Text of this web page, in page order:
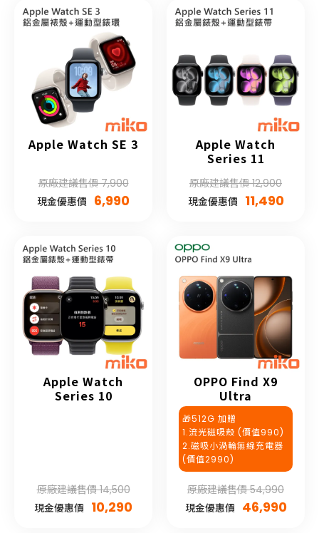
Apple Watch SE 3
原廠建議售價 7,900
現金優惠價 6,990
Apple Watch
Series 11
原廠建議售價 12,900
現金優惠價 11,490
Apple Watch
Series 10
原廠建議售價 14,500
現金優惠價 10,290
OPPO Find X9
Ultra
🎁512G 加贈
1.流光磁吸殼 (價值990)
2.磁吸小渦輪無線充電器
(價值2990)
原廠建議售價 54,990
現金優惠價 46,990